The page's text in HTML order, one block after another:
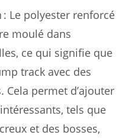
Le polyester renforcé
moulé dans
ce qui signifie que
track avec des
permet d’ajouter
tels que
et des bosses,